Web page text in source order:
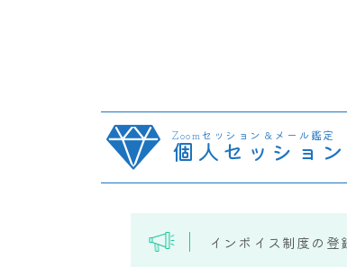
Zoomセッション＆メール鑑定
個人セッショ
インボイス制度の